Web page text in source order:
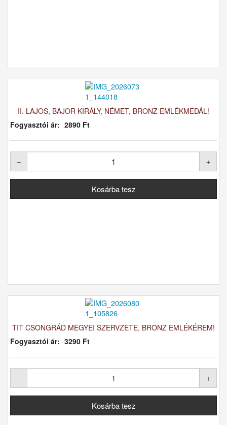
II. LAJOS, BAJOR KIRÁLY, NÉMET, BRONZ EMLÉKMEDÁL!
Fogyasztói ár: 2890 Ft
TIT CSONGRÁD MEGYEI SZERVZETE, BRONZ EMLÉKÉREM!
Fogyasztói ár: 3290 Ft